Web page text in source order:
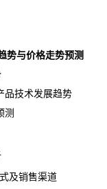
势与价格走势预测
技术发展趋势
测
销售渠道